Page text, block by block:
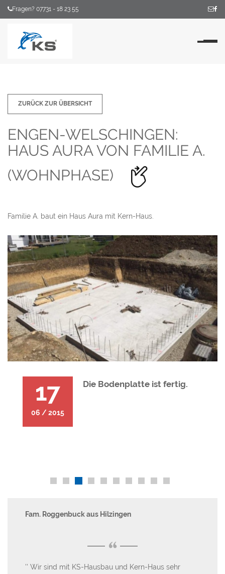
Fragen? 07731 - 18 23 55
ZURÜCK ZUR ÜBERSICHT
ENGEN-WELSCHINGEN:
HAUS AURA VON FAMILIE A.
(WOHNPHASE)
Familie A. baut ein Haus Aura mit Kern-Haus.
17
06 / 2015
Die Bodenplatte ist fertig.
Fam. Roggenbuck aus Hilzingen
“
Wir sind mit KS-Hausbau und Kern-Haus sehr